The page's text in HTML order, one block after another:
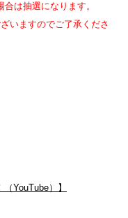
は抽選になります。
いますのでご了承くださ
（YouTube）】